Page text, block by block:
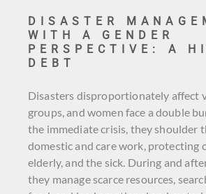
DISASTER
WITH A GENDER
PERSPECTIVE: A
DEBT
Disasters disproportionately affect
groups, and women face a double
the immediate crisis, they shoulder
domestic and care work, protecting
elderly, and the sick. During and
they manage scarce resources,